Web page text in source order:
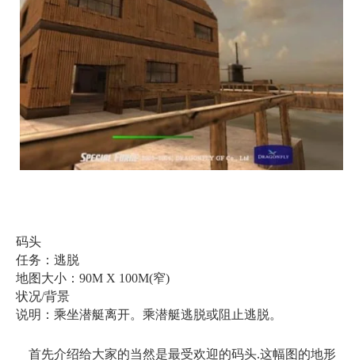
码头
任务：逃脱
地图大小：90M X 100M(窄)
状况/背景
说明：乘坐潜艇离开。乘潜艇逃脱或阻止逃脱。
首先介绍给大家的当然是最受欢迎的码头.这幅图的地形